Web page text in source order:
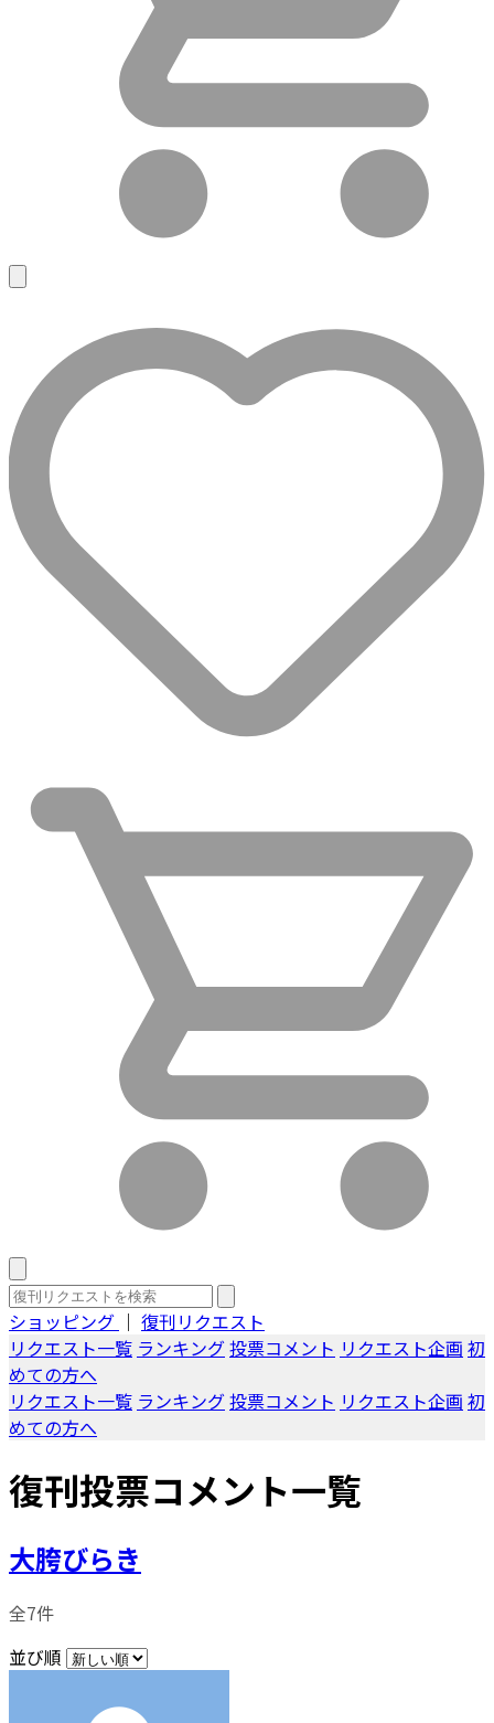
ショッピング ｜ 復刊リクエスト
リクエスト一覧 ランキング投票コメント リクエスト企画 初
めての方へ
リクエスト一覧 ランキング投票コメント リクエスト企画 初
めての方へ
復刊投票コメント一覧
大胯びらき
全7件
並び順